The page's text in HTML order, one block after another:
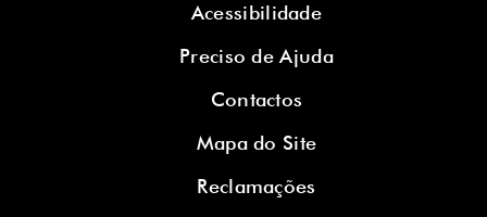
Acessibilidade
Preciso de Ajuda
Contactos
Mapa do Site
Reclamações